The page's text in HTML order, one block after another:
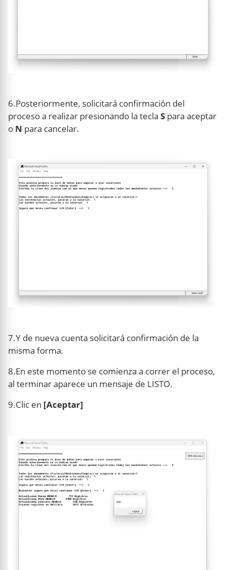
6.Posteriormente, solicitará confirmación del
proceso a realizar presionando la tecla S para aceptar
o N para cancelar.
7.Y de nueva cuenta solicitará confirmación de la
misma forma.
8.En este momento se comienza a correr el proceso,
al terminar aparece un mensaje de LISTO.
9.Clic en [Aceptar]